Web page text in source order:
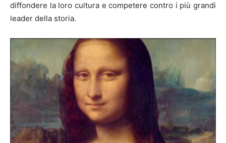
diffondere la loro cultura e competere contro i più grandi
leader della storia.